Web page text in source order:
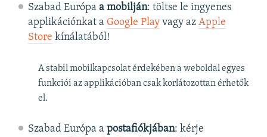
Szabad Európa a mobilján: töltse le ingyenes
applikációnkat a Google Playvagy az Apple
Store kínálatából!
A stabil mobilkapcsolat érdekében a weboldal egyes
funkciói az applikációban csak korlátozottan érhetők
el.
Szabad Európa a postafiókjában: kérje